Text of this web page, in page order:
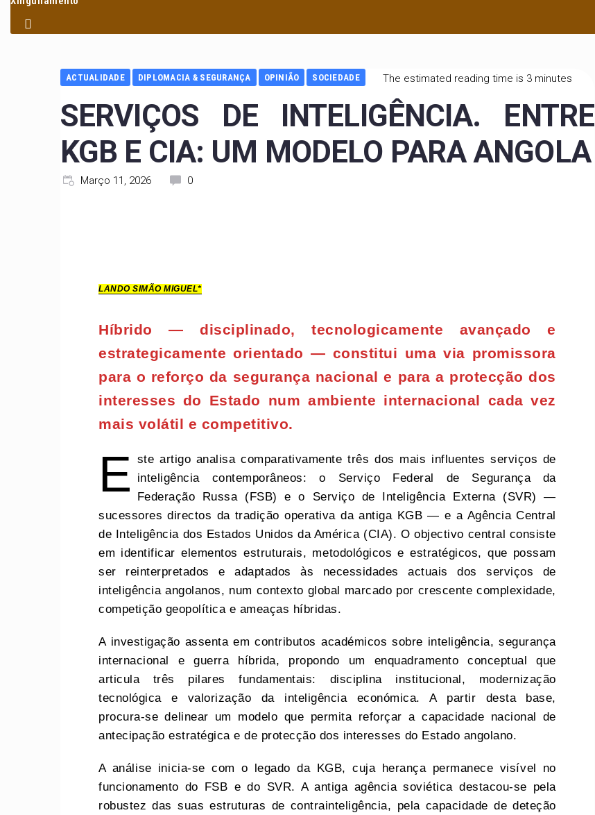
ACTUALIDADE DIPLOMACIA & SEGURANÇA OPINIÃO SOCIEDADE The estimated reading time is 3 minutes
SERVIÇOS DE INTELIGÊNCIA. ENTRE
KGB E CIA: UM MODELO PARA ANGOLA
Março 11, 2026 0
LANDO SIMÃO MIGUEL*
Híbrido — disciplinado, tecnologicamente avançado e
estrategicamente orientado — constitui uma via promissora
para o reforço da segurança nacional e para a protecção dos
interesses do Estado num ambiente internacional cada vez
mais volátil e competitivo.
E ste artigo analisa comparativamente três dos mais influentes serviços de
inteligência contemporâneos: o Serviço Federal de Segurança da
Federação Russa (FSB) e o Serviço de Inteligência Externa (SVR) —
sucessores directos da tradição operativa da antiga KGB — e a Agência Central
de Inteligência dos Estados Unidos da América (CIA). O objectivo central consiste
em identificar elementos estruturais, metodológicos e estratégicos, que possam
ser reinterpretados e adaptados às necessidades actuais dos serviços de
inteligência angolanos, num contexto global marcado por crescente complexidade,
competição geopolítica e ameaças híbridas.
A investigação assenta em contributos académicos sobre inteligência, segurança
internacional e guerra híbrida, propondo um enquadramento conceptual que
articula três pilares fundamentais: disciplina institucional, modernização
tecnológica e valorização da inteligência económica. A partir desta base,
procura‑se delinear um modelo que permita reforçar a capacidade nacional de
antecipação estratégica e de protecção dos interesses do Estado angolano.
A análise inicia‑se com o legado da KGB, cuja herança permanece visível no
funcionamento do FSB e do SVR. A antiga agência soviética destacou‑se pela
robustez das suas estruturas de contrainteligência, pela capacidade de deteção